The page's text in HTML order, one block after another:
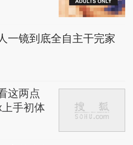
一镜到底全自主干完家
这两点
手初体